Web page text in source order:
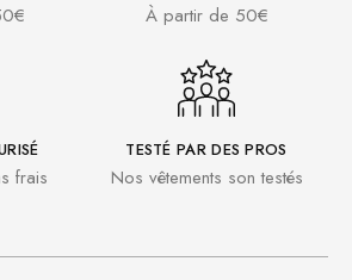
À partir de 50€
frais
TESTÉ PAR DES PROS
Nos vêtements son testés